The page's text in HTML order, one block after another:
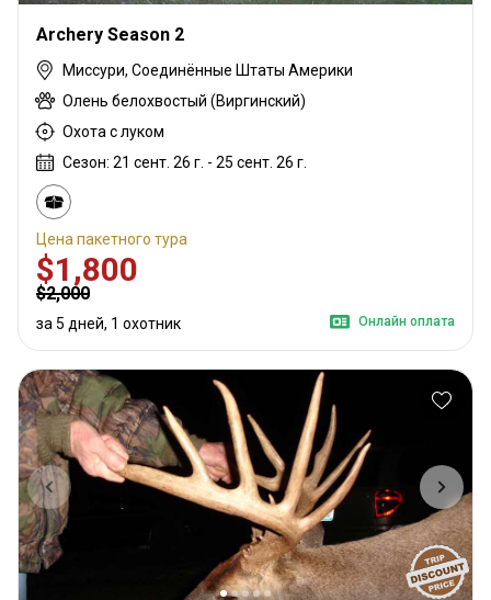
Archery Season 2
Миссури, Соединённые Штаты Америки
Олень белохвостый (Виргинский)
Охота с луком
Сезон: 21 сент. 26 г. - 25 сент. 26 г.
Цена пакетного тура
$1,800
$2,000
за 5 дней, 1 охотник Онлайн оплата